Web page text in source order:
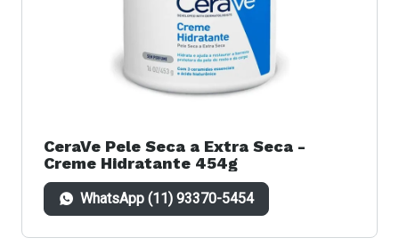
CeraVe Pele Seca a Extra Seca -
Creme Hidratante 454g
WhatsApp (11) 93370-5454